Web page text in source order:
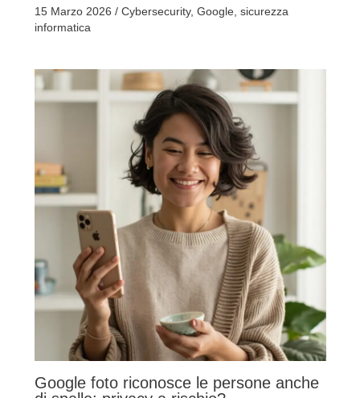
15 Marzo 2026 / Cybersecurity, Google, sicurezza
informatica
Google foto riconosce le persone anche